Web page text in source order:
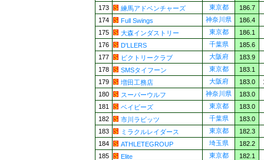
173
練馬アドベンチャーズ 東京都
186.7
174
Full Swings 神奈川県
186.4
175
大森インダストリー 東京都
186.1
176
D'LLERS 千葉県
185.6
177
ビクトリークラブ 大阪府
183.9
178
SMSタイフーン 東京都
183.1
179
増田工務店 大阪府 183.0
180
スーパーウルフ 神奈川県
183.0
181
ベイビーズ 東京都
183.0
182
市川ラビッツ 千葉県
183.0
183
ミラクルレイダース 東京都
182.3
184
ATHLETEGROUP 埼玉県
182.2
185
Elite 東京都
182.1